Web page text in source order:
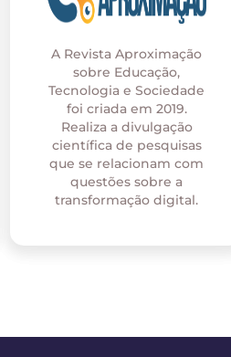
A Revista Aproximação
sobre Educação,
Tecnologia e Sociedade
foi criada em 2019.
Realiza a divulgação
científica de pesquisas
que se relacionam com
questões sobre a
transformação digital.